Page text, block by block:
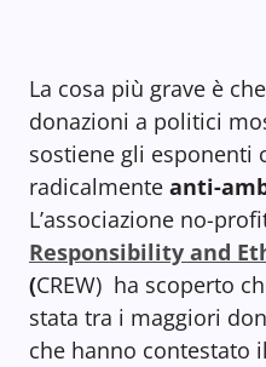
La cosa più grave è
donazioni a politici
sostiene gli esponenti
radicalmente anti-
L’associazione no-
Responsibility and
(CREW) ha scoperto
stata tra i maggiori
che hanno contestato